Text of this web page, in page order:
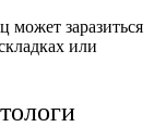
может заразиться
или